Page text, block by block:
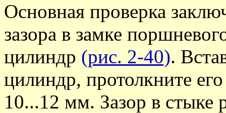
Основная проверка
зазора в замке
цилиндр (рис. 2-40).
цилиндр, протолкните
10...12 мм. Зазор в стыке